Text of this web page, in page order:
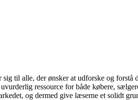
til alle, der ønsker at udforske og
ressource for både købere,
og dermed give læserne et solidt